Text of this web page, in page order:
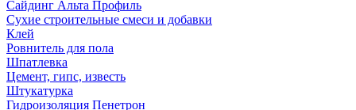
Сайдинг Альта Профиль
Сухие строительные смеси и добавки
Клей
Ровнитель для пола
Шпатлевка
Цемент, гипс, известь
Штукатурка
Гидроизоляция Пенетрон